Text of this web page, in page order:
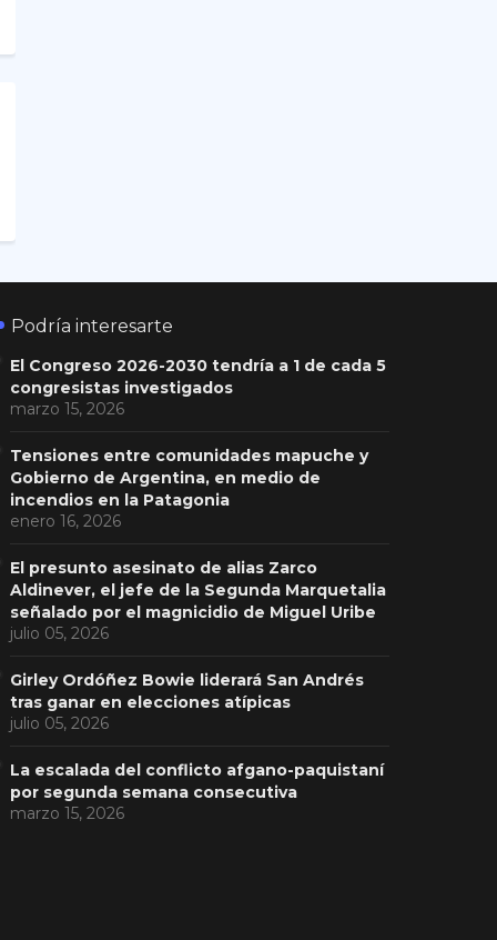
Podría interesarte
El Congreso 2026-2030 tendría a 1 de cada 5
congresistas investigados
marzo 15, 2026
Tensiones entre comunidades mapuche y
Gobierno de Argentina, en medio de
incendios en la Patagonia
enero 16, 2026
El presunto asesinato de alias Zarco
Aldinever, el jefe de la Segunda Marquetalia
señalado por el magnicidio de Miguel Uribe
julio 05, 2026
Girley Ordóñez Bowie liderará San Andrés
tras ganar en elecciones atípicas
julio 05, 2026
La escalada del conflicto afgano-paquistaní
por segunda semana consecutiva
marzo 15, 2026